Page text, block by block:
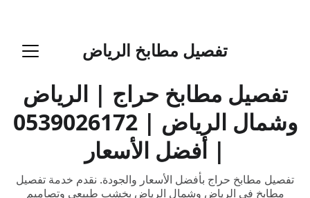
تفصيل مطابخ الرياض
تفصيل مطابخ حراج | الرياض
وشمال الرياض | 0539026172
| أفضل الأسعار
تفصيل مطابخ حراج بأفضل الأسعار والجودة. نقدم خدمة تفصيل
مطابخ في الرياض وشمال الرياض بخشب طبيعي وتصاميم